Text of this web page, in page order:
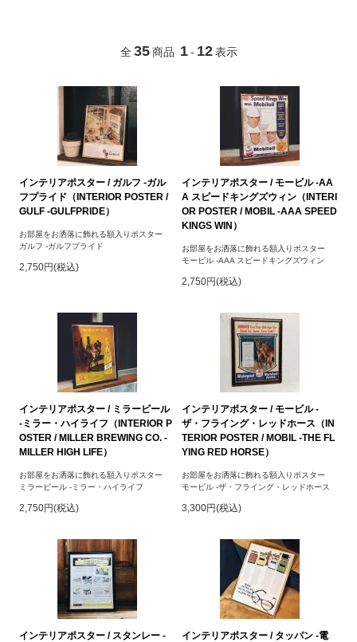
全 35 商品 1 - 12 表示
インテリアポスター / ガルフ -ガル
フプライド（INTERIOR POSTER /
GULF -GULFPRIDE）
お部屋をお洒落に飾れる額入りポスター
ガルフ -ガルフプライド
2,750円(税込)
インテリアポスター / モービル -AA
A スピードキングズウィン（INTERI
OR POSTER / MOBIL -AAA SPEED
KINGS WIN）
お部屋をお洒落に飾れる額入りポスター
モービル -AAA スピードキングズウィン
2,750円(税込)
インテリアポスター / ミラービール
-ミラー・ハイライフ（INTERIOR P
OSTER / MILLER BREWING CO. -
MILLER HIGH LIFE）
お部屋をお洒落に飾れる額入りポスター
ミラービール -ミラー・ハイライフ
2,750円(税込)
インテリアポスター / モービル -
ザ・フライング・レッドホース（IN
TERIOR POSTER / MOBIL -THE FL
YING RED HORSE）
お部屋をお洒落に飾れる額入りポスター
モービル -ザ・フライング・レッドホース
3,300円(税込)
インテリアポスター / スタンレー -
インテリアポスター / タッパン -電